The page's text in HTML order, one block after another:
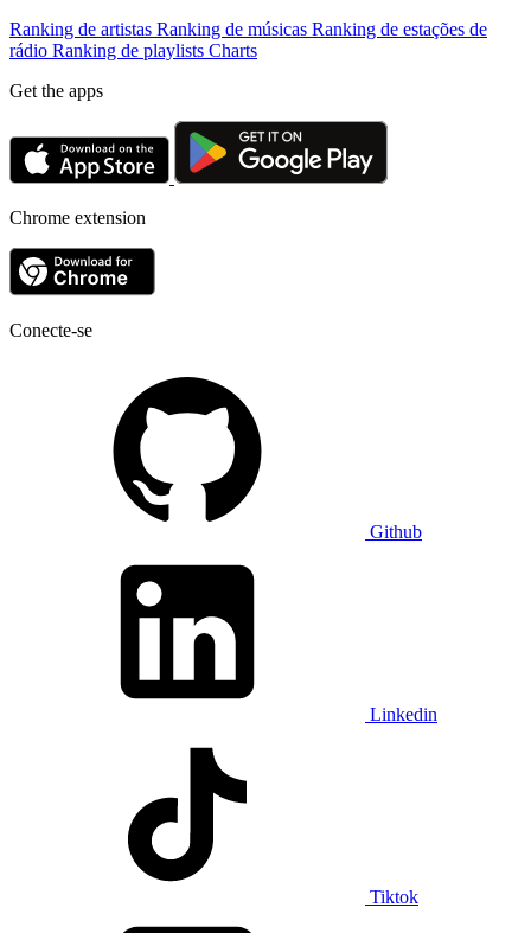
Ranking de artistas Ranking de músicas Ranking de estações de
rádio Ranking de playlists Charts
Get the apps
Chrome extension
Conecte-se
Github
Linkedin
Tiktok